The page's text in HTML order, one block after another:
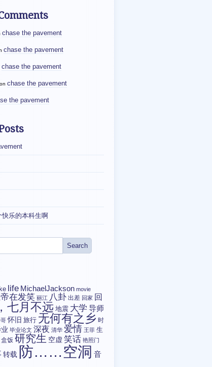
chase the pavement
chase the pavement
chase the pavement
on chase the pavement
the pavement
快乐的本科生啊
life MichaelJackson movie
在发笑 丽江 八卦 出差 回家 回
七月不远 地震 大学 导师
怀旧 旅行 无何有之乡 时
毕业论文 深夜 清华 爱情 王菲 生
盒饭 研究生 空虚 笑话 艳照门
转载 防……空洞 音